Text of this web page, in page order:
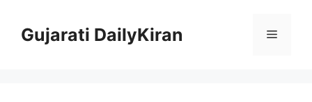
contentGujarati DailyKiran Menu